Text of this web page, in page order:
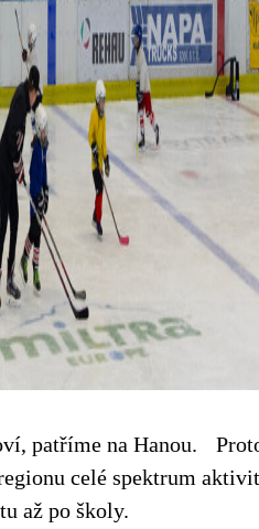
patříme na Hanou.
celé spektrum
až po školy.